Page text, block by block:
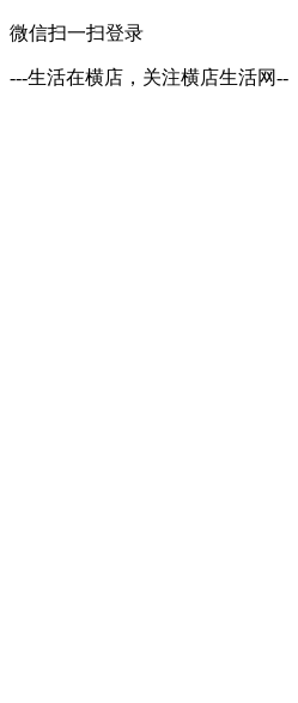
微信扫一扫登录
---生活在横店，关注横店生活网--